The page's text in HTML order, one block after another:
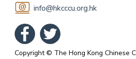
info@hkcccu.org.hk
Copyright © The Hong Kong Chinese